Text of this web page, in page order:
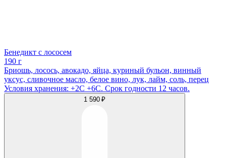
Бенедикт с лососем
190 г
Бриошь, лосось, авокадо, яйца, куриный бульон, винный
уксус, сливочное масло, белое вино, лук, лайм, соль, перец
Условия хранения: +2С +6С. Срок годности 12 часов.
1 590 ₽